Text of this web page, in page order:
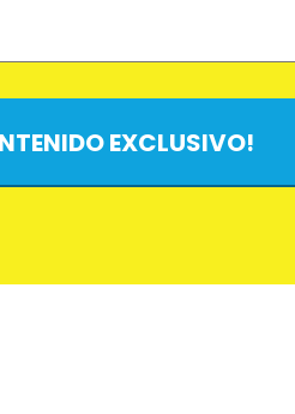
EXCLUSIVO!